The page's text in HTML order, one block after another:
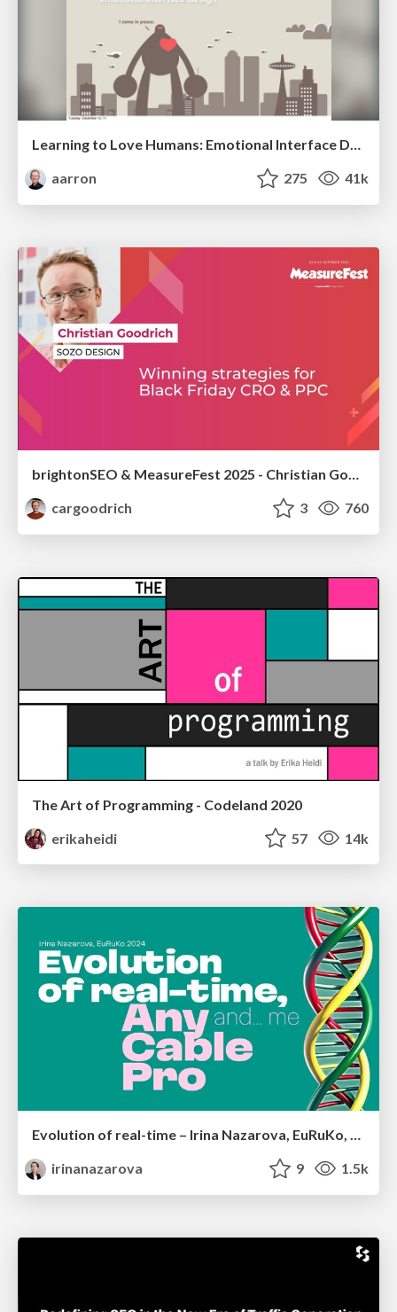
aarron
275 41k
brightonSEO & MeasureFest 2025 - Christian Goodrich - Winning strategies for Black Friday CRO & PPC
cargoodrich
3 760
The Art of Programming - Codeland 2020
erikaheidi
57 14k
Evolution of real-time – Irina Nazarova, EuRuKo, 2024
irinanazarova
9 1.5k